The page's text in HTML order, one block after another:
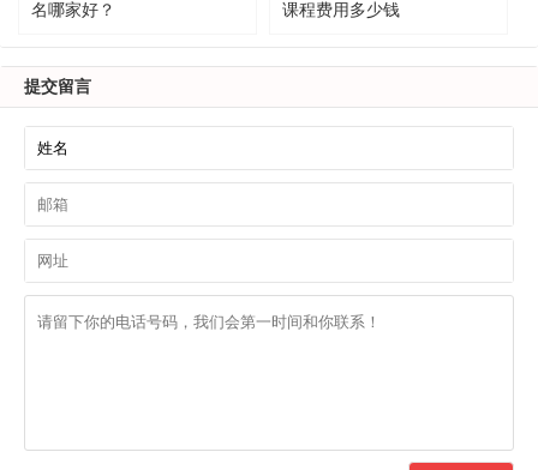
名哪家好？
课程费用多少钱
提交留言